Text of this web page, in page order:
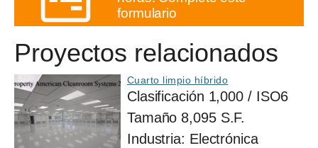
formulario
Proyectos relacionados
Cuarto limpio híbrido
Clasificación 1,000 / ISO6
Tamaño 8,095 S.F.
Industria: Electrónica